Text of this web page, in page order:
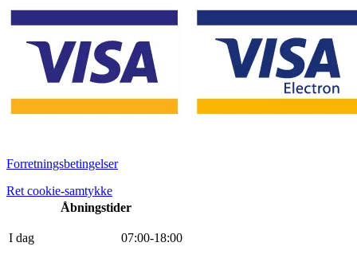
Forretningsbetingelser
Ret cookie-samtykke
Åbningstider
I dag 07:00-18:00